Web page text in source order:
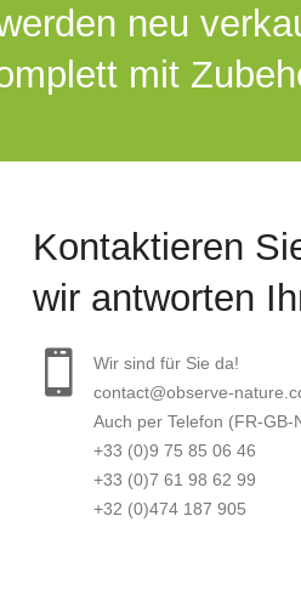
neu
mit
Kontaktieren
wir antworten
Wir sind für Sie da!
contact@observe-
Auch per Telefon (FR-GB-
+33 (0)9 75 85 06 46
+33 (0)7 61 98 62 99
+32 (0)474 187 905